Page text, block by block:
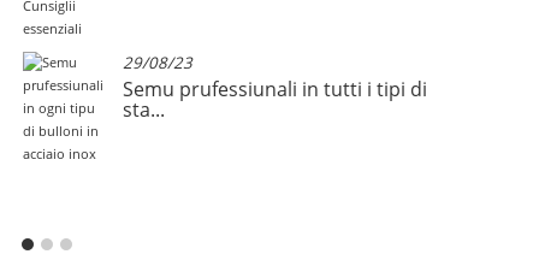
29/08/23
Semu prufessiunali in tutti i tipi di
sta...